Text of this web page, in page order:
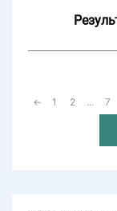
← 1 2 ... 7